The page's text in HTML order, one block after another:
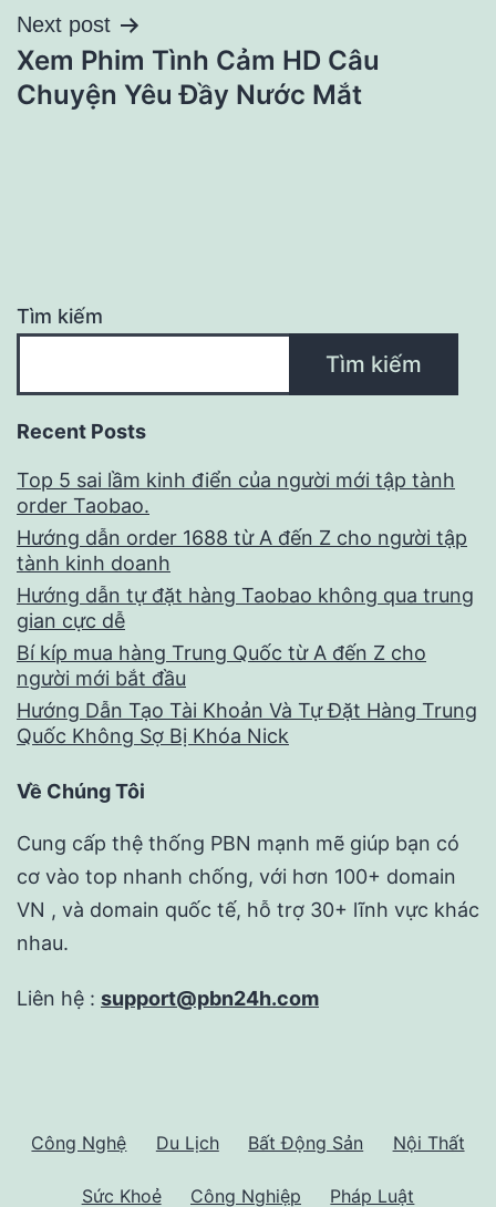
viết
Next post
Xem Phim Tình Cảm HD Câu
Chuyện Yêu Đầy Nước Mắt
Tìm kiếm
Tìm kiếm
Recent Posts
Top 5 sai lầm kinh điển của người mới tập tành
order Taobao.
Hướng dẫn order 1688 từ A đến Z cho người tập
tành kinh doanh
Hướng dẫn tự đặt hàng Taobao không qua trung
gian cực dễ
Bí kíp mua hàng Trung Quốc từ A đến Z cho
người mới bắt đầu
Hướng Dẫn Tạo Tài Khoản Và Tự Đặt Hàng Trung
Quốc Không Sợ Bị Khóa Nick
Về Chúng Tôi
Cung cấp thệ thống PBN mạnh mẽ giúp bạn có
cơ vào top nhanh chống, với hơn 100+ domain
VN , và domain quốc tế, hỗ trợ 30+ lĩnh vực khác
nhau.
Liên hệ : support@pbn24h.com
Công Nghệ Du Lịch Bất Động Sản Nội Thất
Sức Khoẻ Công Nghiệp Pháp Luật